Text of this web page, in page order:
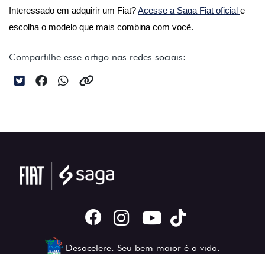
Interessado em adquirir um Fiat? Acesse a Saga Fiat oficial e
escolha o modelo que mais combina com você.
Compartilhe esse artigo nas redes sociais:
Desacelere. Seu bem maior é a vida.